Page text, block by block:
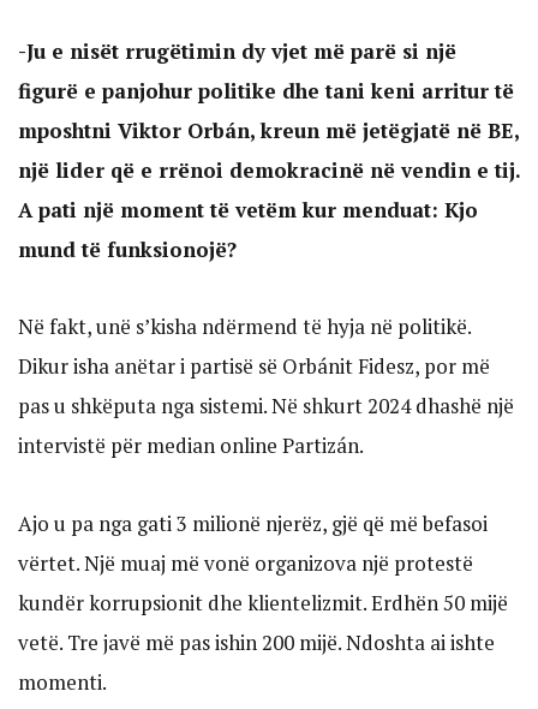
-Ju e nisët rrugëtimin dy vjet më parë si një
figurë e panjohur politike dhe tani keni arritur të
mposhtni Viktor Orbán, kreun më jetëgjatë në BE,
një lider që e rrënoi demokracinë në vendin e tij.
A pati një moment të vetëm kur menduat: Kjo
mund të funksionojë?
Në fakt, unë s’kisha ndërmend të hyja në politikë.
Dikur isha anëtar i partisë së Orbánit Fidesz, por më
pas u shkëputa nga sistemi. Në shkurt 2024 dhashë një
intervistë për median online Partizán.
Ajo u pa nga gati 3 milionë njerëz, gjë që më befasoi
vërtet. Një muaj më vonë organizova një protestë
kundër korrupsionit dhe klientelizmit. Erdhën 50 mijë
vetë. Tre javë më pas ishin 200 mijë. Ndoshta ai ishte
momenti.